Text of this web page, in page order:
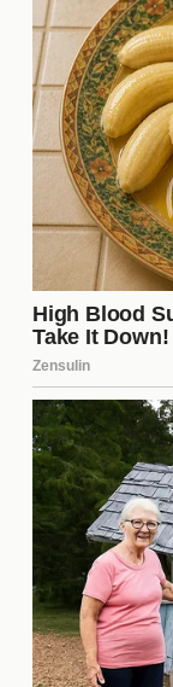
Participante
Matías
Hanssen
Otro
Participante
Al comparar
observa que
concursantes
logran captar
diferencia
el programa.
Futuro
El futuro de
pero su
audiencia lo